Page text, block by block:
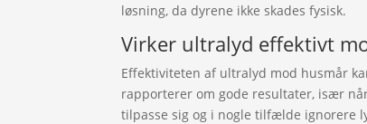
løsning, da dyrene ikke skades fysisk.
Virker ultralyd effektivt
Effektiviteten af ultralyd mod husmår
rapporterer om gode resultater, især
tilpasse sig og i nogle tilfælde ignorere